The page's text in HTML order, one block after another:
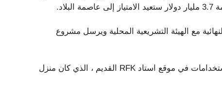
النهائية مع الهيئة التشريعية المحلية ويرسل مشروع
يخطط القادة لبناء ملعب جديد ، يتماشى مع تطور متعدد الاستخدامات في موقع استاد RFK القديم ، الذي كان منزل